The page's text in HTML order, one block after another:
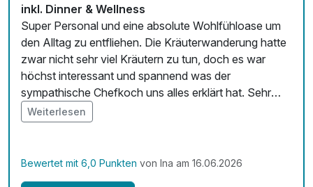
Zimmerservice verfügbar
Mit Hotelbar
inkl. Dinner & Wellness
Super Personal und eine absolute Wohlfühloase um
den Alltag zu entfliehen. Die Kräuterwanderung hatte
zwar nicht sehr viel Kräutern zu tun, doch es war
höchst interessant und spannend was der
sympathische Chefkoch uns alles erklärt hat. Sehr
gerne wieder. ☺️
Weiterlesen
Bewertet mit 6,0 Punkten von Ina am 16.06.2026